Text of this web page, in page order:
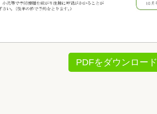
PDFをダウンロード